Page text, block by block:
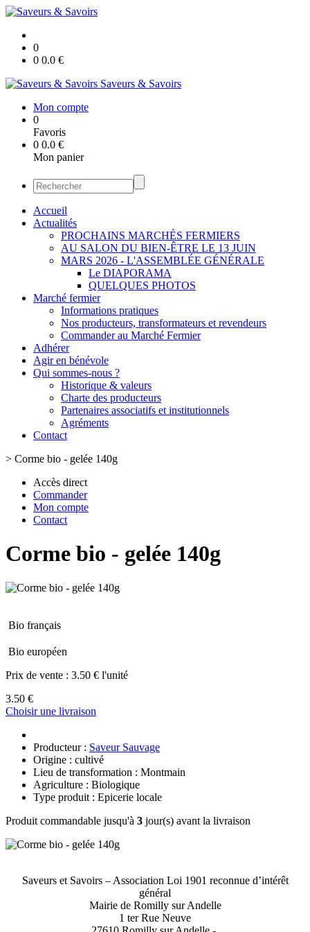
0
0 0.0 €
Saveurs & Savoirs
Mon compte
0
Favoris
0 0.0 €
Mon panier
Accueil
Actualités
PROCHAINS MARCHÉS FERMIERS
AU SALON DU BIEN-ÊTRE LE 13 JUIN
MARS 2026 - L'ASSEMBLÉE GÉNÉRALE
Le DIAPORAMA
QUELQUES PHOTOS
Marché fermier
Informations pratiques
Nos producteurs, transformateurs et revendeurs
Commander au Marché Fermier
Adhérer
Agir en bénévole
Qui sommes-nous ?
Historique & valeurs
Charte des producteurs
Partenaires associatifs et institutionnels
Agréments
Contact
> Corme bio - gelée 140g
Accès direct
Commander
Mon compte
Contact
Corme bio - gelée 140g
Bio français
Bio européen
Prix de vente : 3.50 € l'unité
3.50 €
Choisir une livraison
Producteur : Saveur Sauvage
Origine : cultivé
Lieu de transformation : Montmain
Agriculture : Biologique
Type produit : Epicerie locale
Produit commandable jusqu'à 3 jour(s) avant la livraison
Saveurs et Savoirs – Association Loi 1901 reconnue d’intérêt
général
Mairie de Romilly sur Andelle
1 ter Rue Neuve